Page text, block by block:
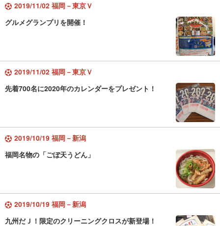
2019/11/02 福岡－東京Ｖ
グルメグランプリを開催！
2019/11/02 福岡－東京Ｖ
先着700名に2020年のカレンダーをプレゼント！
2019/10/19 福岡－新潟
福岡名物の「ごぼ天うどん」
2019/10/19 福岡－新潟
九州だＪ！限定のクリーニングクロスが新登場！